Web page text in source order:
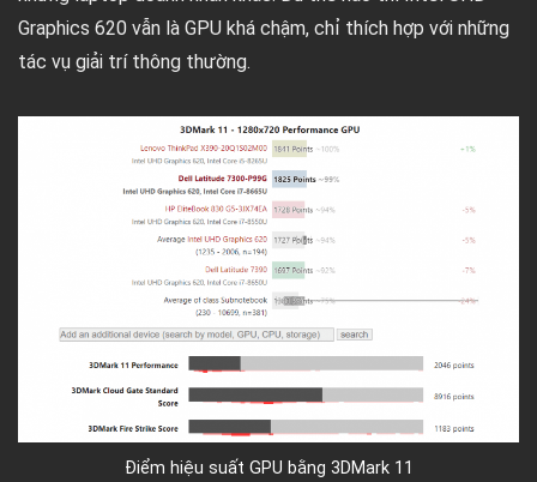
Graphics 620 vẫn là GPU khá chậm, chỉ thích hợp với những
tác vụ giải trí thông thường.
Điểm hiệu suất GPU bằng 3DMark 11